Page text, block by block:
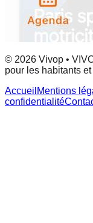
© 2026 Vivop •
pour les habitants
Accueil Mentions
confidentialité